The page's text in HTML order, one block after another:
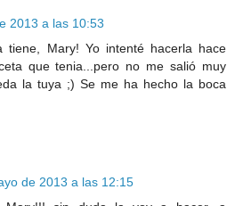
2013 a las 10:53
tiene, Mary! Yo intenté hacerla hace
que tenia...pero no me salió muy
la tuya ;) Se me ha hecho la boca
de 2013 a las 12:15